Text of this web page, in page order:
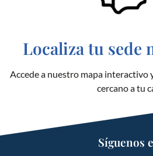
Localiza tu sede
Accede a nuestro mapa interactivo
cercano a tu
Síguenos